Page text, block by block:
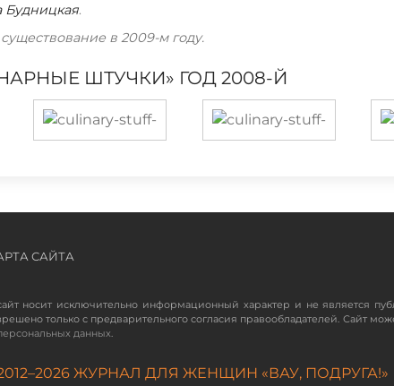
Будницкая.
в 2009-м году.
ШТУЧКИ» ГОД 2008-Й
САЙТА
носит исключительно информационный характер и не является
только с предварительного согласия правообладателей. Сайт
данных.
2026ЖУРНАЛ ДЛЯ ЖЕНЩИН «ВАУ, ПОДРУГА!»